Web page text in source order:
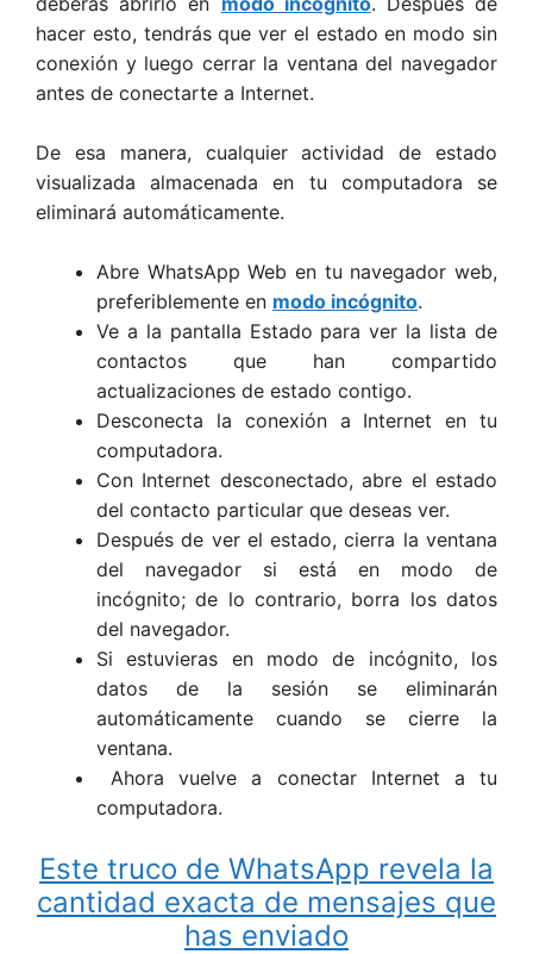
hacer esto, tendrás que ver el estado en modo sin
conexión y luego cerrar la ventana del navegador
antes de conectarte a Internet.
De esa manera, cualquier actividad de estado
visualizada almacenada en tu computadora se
eliminará automáticamente.
Abre WhatsApp Web en tu navegador web,
preferiblemente en modo incógnito.
Ve a la pantalla Estado para ver la lista de
contactos que han compartido
actualizaciones de estado contigo.
Desconecta la conexión a Internet en tu
computadora.
Con Internet desconectado, abre el estado
del contacto particular que deseas ver.
Después de ver el estado, cierra la ventana
del navegador si está en modo de
incógnito; de lo contrario, borra los datos
del navegador.
Si estuvieras en modo de incógnito, los
datos de la sesión se eliminarán
automáticamente cuando se cierre la
ventana.
Ahora vuelve a conectar Internet a tu
computadora.
Este truco de WhatsApp revela la
cantidad exacta de mensajes que
has enviado